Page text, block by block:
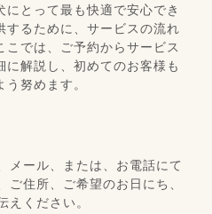
とって最も快適で安心でき
するために、サービスの流れ
では、ご予約からサービス
解説し、初めてのお客様も
努めます。
メール、または、お電話にて
ご住所、ご希望のお日にち、
えください。